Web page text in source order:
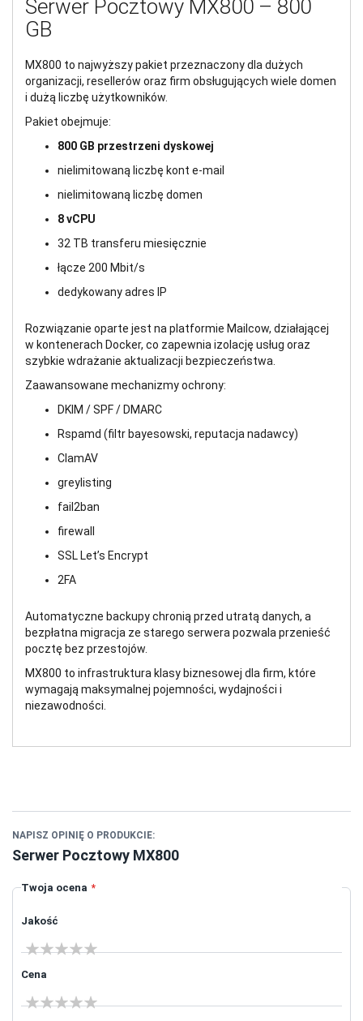
Serwer Pocztowy MX800 – 800
GB
MX800 to najwyższy pakiet przeznaczony dla dużych
organizacji, resellerów oraz firm obsługujących wiele domen
i dużą liczbę użytkowników.
Pakiet obejmuje:
800 GB przestrzeni dyskowej
nielimitowaną liczbę kont e-mail
nielimitowaną liczbę domen
8 vCPU
32 TB transferu miesięcznie
łącze 200 Mbit/s
dedykowany adres IP
Rozwiązanie oparte jest na platformie Mailcow, działającej
w kontenerach Docker, co zapewnia izolację usług oraz
szybkie wdrażanie aktualizacji bezpieczeństwa.
Zaawansowane mechanizmy ochrony:
DKIM / SPF / DMARC
Rspamd (filtr bayesowski, reputacja nadawcy)
ClamAV
greylisting
fail2ban
firewall
SSL Let’s Encrypt
2FA
Automatyczne backupy chronią przed utratą danych, a
bezpłatna migracja ze starego serwera pozwala przenieść
pocztę bez przestojów.
MX800 to infrastruktura klasy biznesowej dla firm, które
wymagają maksymalnej pojemności, wydajności i
niezawodności.
NAPISZ OPINIĘ O PRODUKCIE:
Serwer Pocztowy MX800
Twoja ocena
Jakość
1 star2 stars
3 stars
4 stars5 stars
Cena
1 star2 stars
3 stars
4 stars5 stars